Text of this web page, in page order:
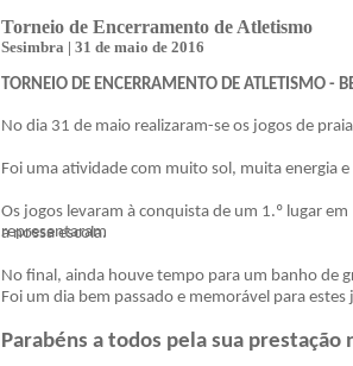
Torneio de Encerramento de Atletismo
Sesimbra | 31 de maio de 2016
TORNEIO DE ENCERRAMENTO DE ATLETISMO -
No dia 31 de maio realizaram-se os jogos de
Foi uma atividade com muito sol, muita energia
Os jogos levaram à conquista de um 1.º lugar
representaram
a nossa escola.
No final, ainda houve tempo para um banho de
Foi um dia bem passado e memorável para estes
Parabéns a todos pela sua